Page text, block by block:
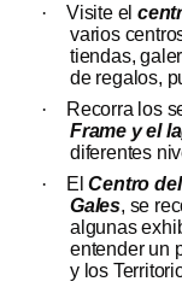
· Visite el
varios
tiendas,
de regalos,
·
Recorra los
Frame y el
diferentes
·
ElCentro
Gales, se
algunas
entender un
y los